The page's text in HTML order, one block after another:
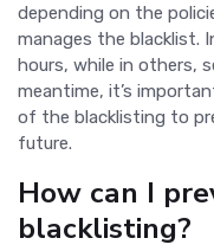
depending on the
manages the blacklist.
hours, while in others,
meantime, it’s
of the blacklisting to
future.
How can I
blacklisting?